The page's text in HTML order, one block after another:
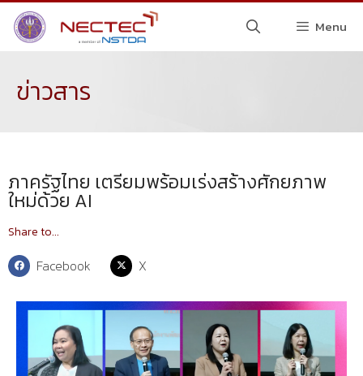
Menu
ข่าวสาร
ภาครัฐไทย เตรียมพร้อมเร่งสร้างศักยภาพ
ใหม่ด้วย AI
Share to...
Facebook X